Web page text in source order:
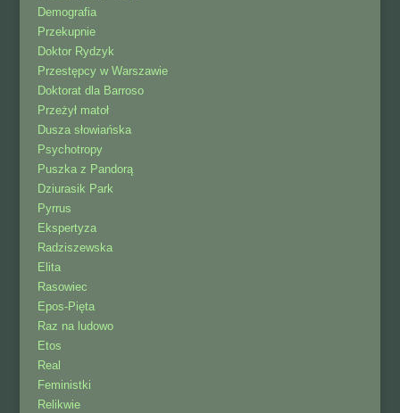
Demografia
Przekupnie
Doktor Rydzyk
Przestępcy w Warszawie
Doktorat dla Barroso
Przeżył matoł
Dusza słowiańska
Psychotropy
Puszka z Pandorą
Dziurasik Park
Pyrrus
Ekspertyza
Radziszewska
Elita
Rasowiec
Epos-Pięta
Raz na ludowo
Etos
Real
Feministki
Relikwie